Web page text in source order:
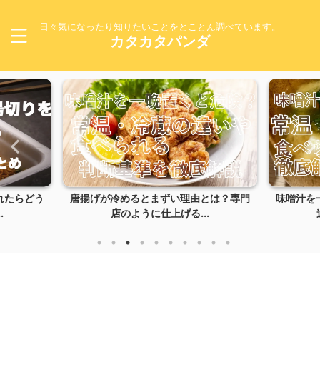
日々気になったり知りたいことをとことん調べています。
カタカタパンダ
らどう
唐揚げが冷めるとまずい理由とは？専門
店のように仕上げる...
味噌汁を